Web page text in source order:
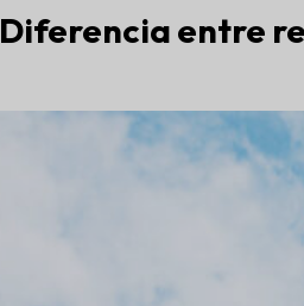
Diferencia entre